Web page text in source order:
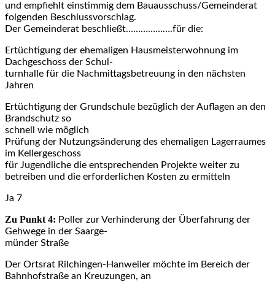
und empfiehlt einstimmig dem Bauausschuss/Gemeinderat
folgenden Beschlussvorschlag.
Der Gemeinderat beschließt……………….für die:
Ertüchtigung der ehemaligen Hausmeisterwohnung im
Dachgeschoss der Schul-
turnhalle für die Nachmittagsbetreuung in den nächsten
Jahren
Ertüchtigung der Grundschule bezüglich der Auflagen an den
Brandschutz so
schnell wie möglich
Prüfung der Nutzungsänderung des ehemaligen Lagerraumes
im Kellergeschoss
für Jugendliche die entsprechenden Projekte weiter zu
betreiben und die erforderlichen Kosten zu ermitteln
Ja 7
Zu Punkt 4: Poller zur Verhinderung der Überfahrung der
Gehwege in der Saarge-
münder Straße
Der Ortsrat Rilchingen-Hanweiler möchte im Bereich der
Bahnhofstraße an Kreuzungen, an